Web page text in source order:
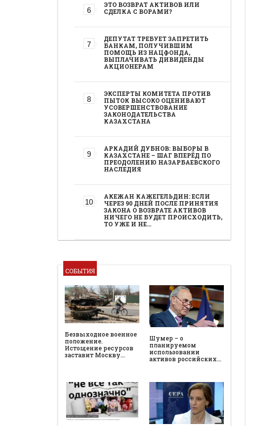
ЭТО ВОЗВРАТ АКТИВОВ ИЛИ
СДЕЛКА С ВОРАМИ?
ДЕПУТАТ ТРЕБУЕТ ЗАПРЕТИТЬ
БАНКАМ, ПОЛУЧИВШИМ
ПОМОЩЬ ИЗ НАЦФОНДА,
ВЫПЛАЧИВАТЬ ДИВИДЕНДЫ
АКЦИОНЕРАМ
ЭКСПЕРТЫ КОМИТЕТА ПРОТИВ
ПЫТОК ВЫСОКО ОЦЕНИВАЮТ
УСОВЕРШЕНСТВОВАНИЕ
ЗАКОНОДАТЕЛЬСТВА
КАЗАХСТАНА
АРКАДИЙ ДУБНОВ: ВЫБОРЫ В
КАЗАХСТАНЕ – ШАГ ВПЕРЁД ПО
ПРЕОДОЛЕНИЮ НАЗАРБАЕВСКОГО
НАСЛЕДИЯ
АКЕЖАН КАЖЕГЕЛЬДИН: ЕСЛИ
ЧЕРЕЗ 90 ДНЕЙ ПОСЛЕ ПРИНЯТИЯ
ЗАКОНА О ВОЗВРАТЕ АКТИВОВ
НИЧЕГО НЕ БУДЕТ ПРОИСХОДИТЬ,
ТО УЖЕ И НЕ…
СОБЫТИЯ
Безвыходное военное
положение.
Истощение ресурсов
заставит Москву…
Шумер – о
планируемом
использовании
активов российских…